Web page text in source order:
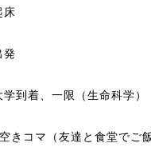
床
発
到着、一限（生命科学）
きコマ（友達と食堂でご